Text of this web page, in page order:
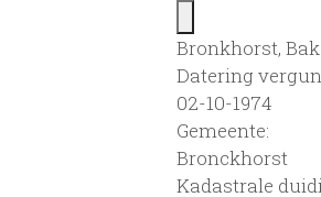
Bronkhorst,
Datering
02-10-1974
Gemeente:
Bronckhorst
Kadastrale